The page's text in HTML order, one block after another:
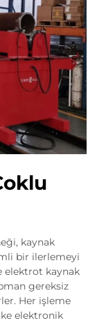
kaynak
bir ilerlemeyi
elektrot kaynak
gereksiz
Her işleme
elektronik